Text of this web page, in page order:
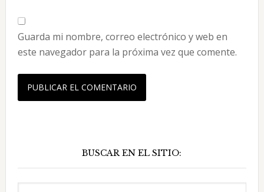
Guarda mi nombre, correo electrónico y web en
este navegador para la próxima vez que comente.
principal
BUSCAR EN EL SITIO: